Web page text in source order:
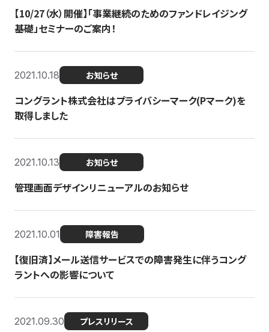
【10/27（水）開催】「事業継続のためのファンドレイジング
基礎」セミナーのご案内！
2021.10.18 お知らせ
コングラント株式会社はプライバシーマーク(Pマーク)を
取得しました
2021.10.13 お知らせ
管理画面デザインリニューアルのお知らせ
2021.10.01 障害報告
【復旧済】メール送信サービスでの障害発生に伴うコング
ラントへの影響について
2021.09.30 プレスリリース